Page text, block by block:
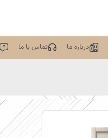
درباره ما تماس با ما